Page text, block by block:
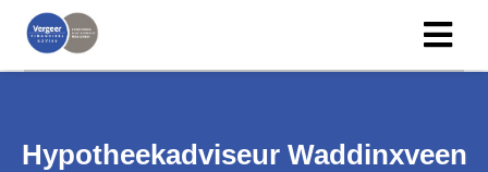
Hypotheekadviseur Waddinxveen